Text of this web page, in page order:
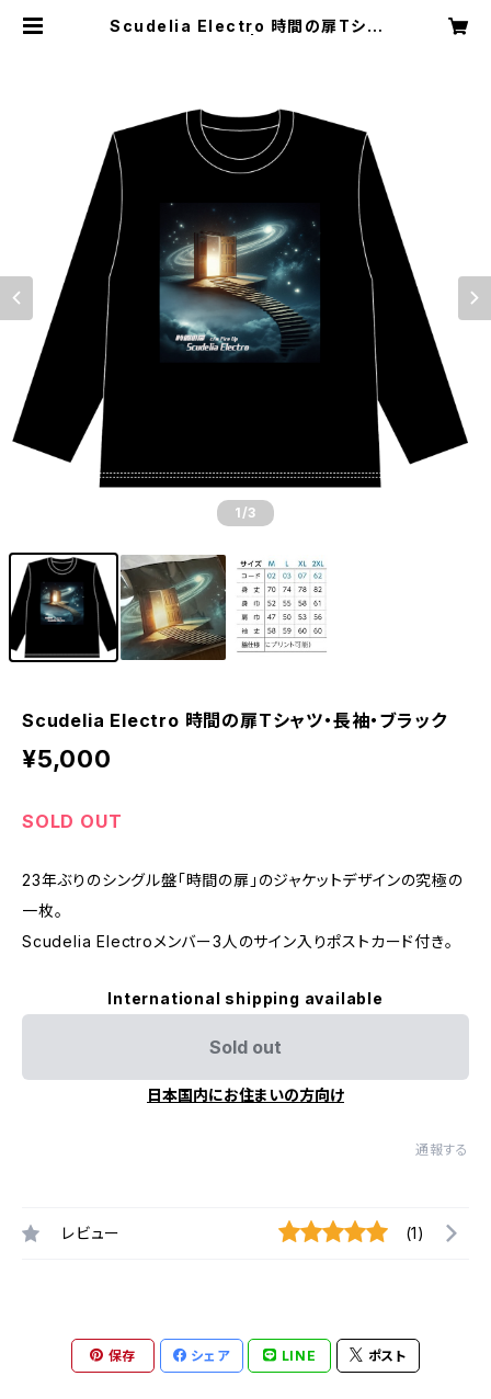
Scudelia Electro 時間の扉Tシャ
1 /3
Scudelia Electro 時間の扉Tシャツ・長袖・ブラック
¥5,000
SOLD OUT
23年ぶりのシングル盤「時間の扉」のジャケットデザインの究極の
一枚。
Scudelia Electroメンバー3人のサイン入りポストカード付き。
International shipping available
Sold out
日本国内にお住まいの方向け
通報する
レビュー (1)
保存 シェア LINE ポスト